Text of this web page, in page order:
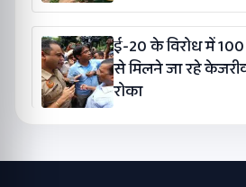
ई-20 के विरोध में
से मिलने जा रहे
रोका